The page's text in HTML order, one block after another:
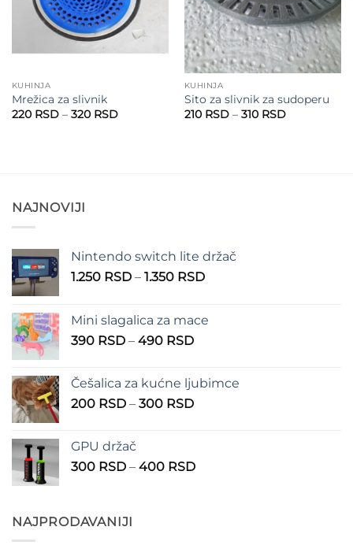
KUHINJA
Mrežica za slivnik
220 RSD – 320 RSDRaspon
KUHINJA
Sito za slivnik za sudoperu
210 RSD – 310 RSDRaspon
NAJNOVIJI
Nintendo switch lite držač
1.250 RSD – 1.350 RSDRaspon
1.250 RSD
Mini slagalica za mace
390 RSD – 490 RSDRaspon
390 RSD
do
Češalica za kućne ljubimce
200 RSD – 300 RSDRaspon
do
GPU držač
300 RSD – 400 RSDRaspon
NAJPRODAVANIJI